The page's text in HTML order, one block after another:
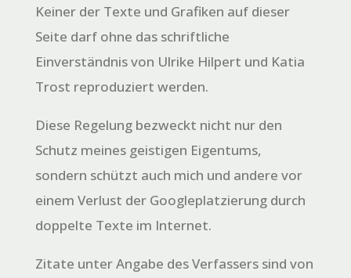
Keiner der Texte und Grafiken auf dieser
Seite darf ohne das schriftliche
Einverständnis von Ulrike Hilpert und Katia
Trost reproduziert werden.
Diese Regelung bezweckt nicht nur den
Schutz meines geistigen Eigentums,
sondern schützt auch mich und andere vor
einem Verlust der Googleplatzierung durch
doppelte Texte im Internet.
Zitate unter Angabe des Verfassers sind von